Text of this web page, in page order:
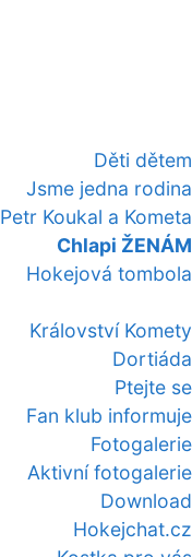
Děti dětem
Jsme jedna rodina
Petr Koukal a Kometa
Chlapi ŽENÁM
Hokejová tombola
Království Komety
Dortiáda
Ptejte se
Fan klub informuje
Fotogalerie
Aktivní fotogalerie
Download
Hokejchat.cz